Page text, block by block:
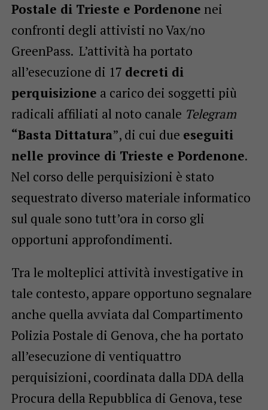
Postale di Trieste e Pordenone nei
confronti degli attivisti no Vax/no
GreenPass. L’attività ha portato
all’esecuzione di 17 decreti di
perquisizione a carico dei soggetti più
radicali affiliati al noto canale Telegram
“Basta Dittatura”, di cui due eseguiti
nelle province di Trieste e Pordenone.
Nel corso delle perquisizioni è stato
sequestrato diverso materiale informatico
sul quale sono tutt’ora in corso gli
opportuni approfondimenti.
Tra le molteplici attività investigative in
tale contesto, appare opportuno segnalare
anche quella avviata dal Compartimento
Polizia Postale di Genova, che ha portato
all’esecuzione di ventiquattro
perquisizioni, coordinata dalla DDA della
Procura della Repubblica di Genova, tese